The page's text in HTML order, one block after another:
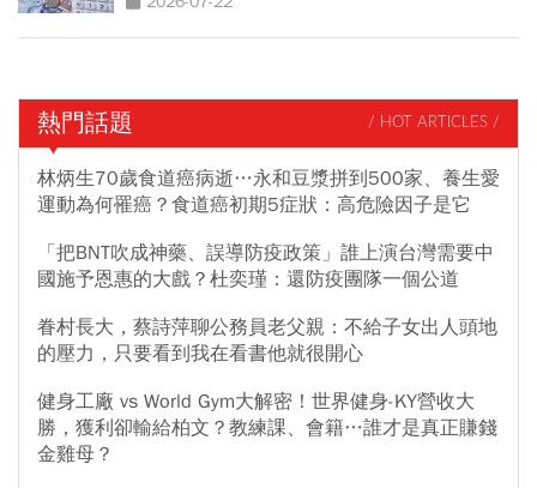
熱門話題 / HOT ARTICLES /
林炳生70歲食道癌病逝…永和豆漿拼到500家、養生愛
運動為何罹癌？食道癌初期5症狀：高危險因子是它
「把BNT吹成神藥、誤導防疫政策」誰上演台灣需要中
國施予恩惠的大戲？杜奕瑾：還防疫團隊一個公道
眷村長大，蔡詩萍聊公務員老父親：不給子女出人頭地
的壓力，只要看到我在看書他就很開心
健身工廠 vs World Gym大解密！世界健身-KY營收大
勝，獲利卻輸給柏文？教練課、會籍…誰才是真正賺錢
金雞母？